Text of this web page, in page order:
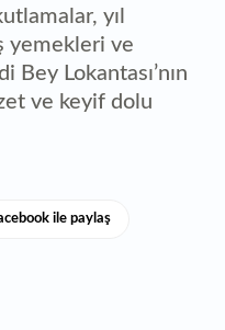
yıl
yemekleri ve
Bey Lokantası’nın
ve keyif dolu
ile paylaş